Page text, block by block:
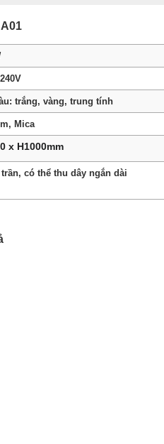
trắng, vàng, trung tính
Mica
x H1000mm
trần, có thể thu dây ngắn dài